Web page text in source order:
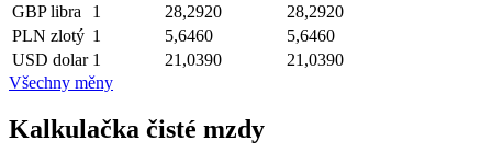
GBP libra 1 28,2920
28,2920
PLN zlotý 1 5,6460
5,6460
USD dolar 1 21,0390
21,0390
Všechny měny
Kalkulačka čisté mzdy